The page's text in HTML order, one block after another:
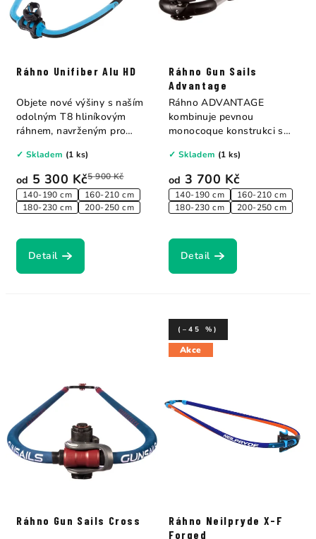
Ráhno Unifiber Alu HD
od 5 300 Kč5 900 Kč
140-190 cm
160-210 cm
180-230 cm
200-250 cm
✓ Skladem (1 ks)
Detail
Objete nové výšiny s naším
odolným T8 hliníkovým
ráhnem, navrženým pro
Ráhno Gun Sails
Advantage
od 3 700 Kč
140-190 cm
160-210 cm
180-230 cm
200-250 cm
✓ Skladem (1 ks)
Detail
Ráhno ADVANTAGE
kombinuje pevnou
monocoque konstrukci s
Ráhno Gun Sails Cross
Akce
Ráhno Neilpryde X-F
Forged
(–45 %)